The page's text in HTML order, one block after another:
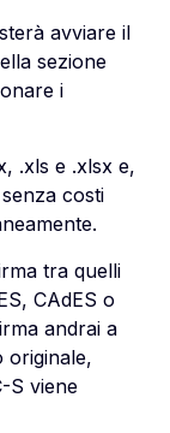
avviare il
sezione
i
.xls e .xlsx e,
costi
tra quelli
CAdES o
andrai a
originale,
S viene